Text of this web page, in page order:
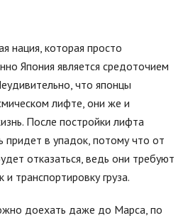
нация, которая просто
Япония является средоточием
что японцы
лифте, они же и
После постройки лифта
придет в упадок, потому что от
отказаться, ведь они требуют
транспортировку груза.
доехать даже до Марса, по